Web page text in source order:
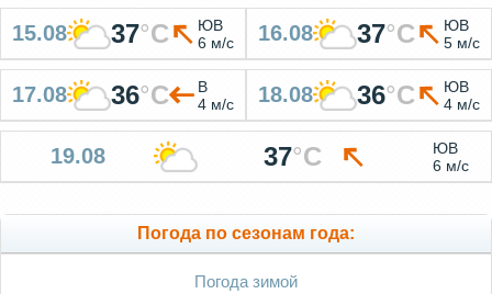
15.08 37°C
ЮВ
6 м/с
16.08 37°C
ЮВ
5 м/с
17.08 36°C
В
4 м/с
18.08 36°C
ЮВ
4 м/с
19.08 37°C
ЮВ
6 м/с
Погода по сезонам года:
Погода зимой